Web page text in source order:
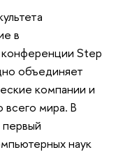
в
Step
объединяет
компании и
всего мира. В
наук